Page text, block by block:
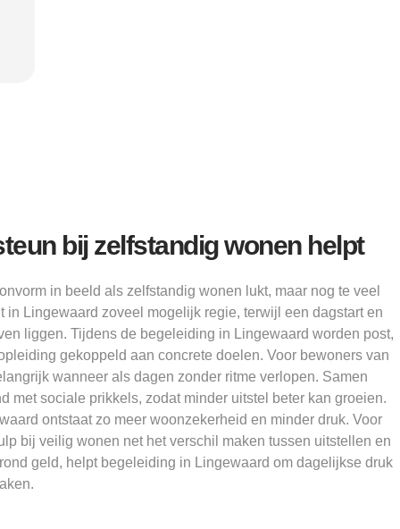
bij zelfstandig wonen helpt
in beeld als zelfstandig wonen lukt, maar nog te veel
in Lingewaard zoveel mogelijk regie, terwijl een dagstart en
liggen. Tijdens de begeleiding in Lingewaard worden post,
gekoppeld aan concrete doelen. Voor bewoners van
wanneer als dagen zonder ritme verlopen. Samen
met sociale prikkels, zodat minder uitstel beter kan groeien.
ontstaat zo meer woonzekerheid en minder druk. Voor
bij veilig wonen net het verschil maken tussen uitstellen en
geld, helpt begeleiding in Lingewaard om dagelijkse druk